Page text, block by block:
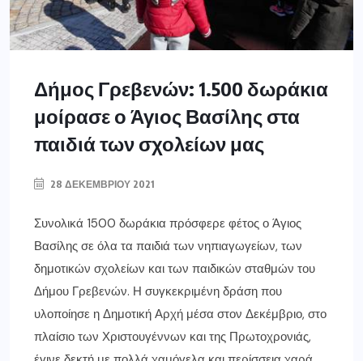
Δήμος Γρεβενών: 1.500 δωράκια
μοίρασε ο Άγιος Βασίλης στα
παιδιά των σχολείων μας
28 ΔΕΚΕΜΒΡΊΟΥ 2021
Συνολικά 1500 δωράκια πρόσφερε φέτος ο Άγιος
Βασίλης σε όλα τα παιδιά των νηπιαγωγείων, των
δημοτικών σχολείων και των παιδικών σταθμών του
Δήμου Γρεβενών. Η συγκεκριμένη δράση που
υλοποίησε η Δημοτική Αρχή μέσα στον Δεκέμβριο, στο
πλαίσιο των Χριστουγέννων και της Πρωτοχρονιάς,